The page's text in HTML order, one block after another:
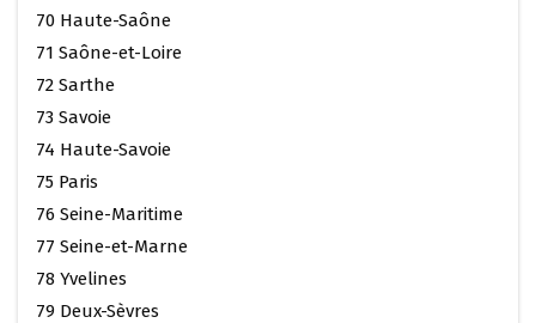
70 Haute-Saône
71 Saône-et-Loire
72 Sarthe
73 Savoie
74 Haute-Savoie
75 Paris
76 Seine-Maritime
77 Seine-et-Marne
78 Yvelines
79 Deux-Sèvres